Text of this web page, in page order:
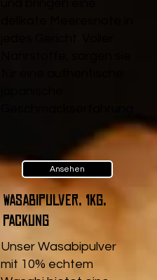
Ansehen
Wasabipulver, 1kg,
Packung
Unser Wasabipulver
mit 10% echtem